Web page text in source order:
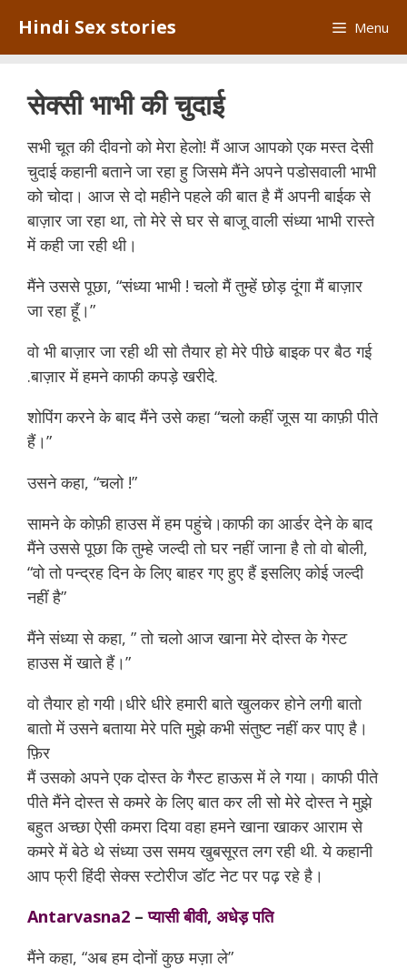
content
Hindi Sex stories Menu
सेक्सी भाभी की चुदाई
सभी चूत की दीवनो को मेरा हेलो! मैं आज आपको एक मस्त देसी
चुदाई कहानी बताने जा रहा हु जिसमे मैंने अपने पडोसवाली भाभी
को चोदा। आज से दो महीने पहले की बात है मैं अपनी बाईक से
बाज़ार जा रहा था, तो मेरे से घर से बाजू वाली संध्या भाभी रास्ते
में कही जा रही थी।
मैंने उससे पूछा, “संध्या भाभी ! चलो मैं तुम्हें छोड़ दूंगा मैं बाज़ार
जा रहा हूँ।”
वो भी बाज़ार जा रही थी सो तैयार हो मेरे पीछे बाइक पर बैठ गई
.बाज़ार में हमने काफी कपड़े खरीदे.
शोपिंग करने के बाद मैंने उसे कहा “चलो कहीं जूस या काफ़ी पीते
हैं।”
उसने कहा, “चलो !”
सामने के कोफ़ी हाउस में हम पहुंचे।काफी का आर्डर देने के बाद
मैंने उससे पूछा कि तुम्हे जल्दी तो घर नहीं जाना है तो वो बोली,
“वो तो पन्द्रह दिन के लिए बाहर गए हुए हैं इसलिए कोई जल्दी
नहीं है”
मैंने संध्या से कहा, ” तो चलो आज खाना मेरे दोस्त के गेस्ट
हाउस में खाते हैं।”
वो तैयार हो गयी।धीरे धीरे हमारी बाते खुलकर होने लगी बातो
बातो में उसने बताया मेरे पति मुझे कभी संतुष्ट नहीं कर पाए है।
फ़िर
मैं उसको अपने एक दोस्त के गैस्ट हाऊस में ले गया। काफी पीते
पीते मैंने दोस्त से कमरे के लिए बात कर ली सो मेरे दोस्त ने मुझे
बहुत अच्छा ऐसी कमरा दिया वहा हमने खाना खाकर आराम से
कमरे में बेठे थे संध्या उस समय खुबसूरत लग रही थी. ये कहानी
आप फ्री हिंदी सेक्स स्टोरीज डॉट नेट पर पढ़ रहे है।
Antarvasna2 –प्यासी बीवी, अधेड़ पति
मैंने कहा, “अब हम दोनों कुछ मज़ा ले”